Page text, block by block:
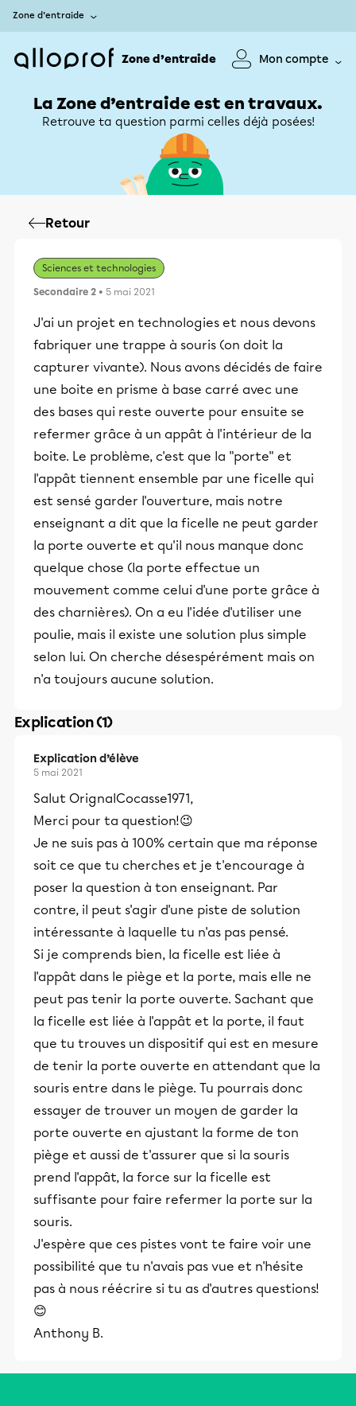
Zone d’entraide
Zone d’entraide Mon compte
La Zone d’entraide est en travaux.
Retrouve ta question parmi celles déjà posées!
Retour
Sciences et technologies
Secondaire 2 • 5 mai 2021
J'ai un projet en technologies et nous devons
fabriquer une trappe à souris (on doit la
capturer vivante). Nous avons décidés de faire
une boite en prisme à base carré avec une
des bases qui reste ouverte pour ensuite se
refermer grâce à un appât à l'intérieur de la
boite. Le problème, c'est que la "porte" et
l'appât tiennent ensemble par une ficelle qui
est sensé garder l'ouverture, mais notre
enseignant a dit que la ficelle ne peut garder
la porte ouverte et qu'il nous manque donc
quelque chose (la porte effectue un
mouvement comme celui d'une porte grâce à
des charnières). On a eu l'idée d'utiliser une
poulie, mais il existe une solution plus simple
selon lui. On cherche désespérément mais on
n'a toujours aucune solution.
Explication (1)
Explication d’élève
5 mai 2021
Salut OrignalCocasse1971,
Merci pour ta question!😉
Je ne suis pas à 100% certain que ma réponse
soit ce que tu cherches et je t'encourage à
poser la question à ton enseignant. Par
contre, il peut s'agir d'une piste de solution
intéressante à laquelle tu n'as pas pensé.
Si je comprends bien, la ficelle est liée à
l'appât dans le piège et la porte, mais elle ne
peut pas tenir la porte ouverte. Sachant que
la ficelle est liée à l'appât et la porte, il faut
que tu trouves un dispositif qui est en mesure
de tenir la porte ouverte en attendant que la
souris entre dans le piège. Tu pourrais donc
essayer de trouver un moyen de garder la
porte ouverte en ajustant la forme de ton
piège et aussi de t'assurer que si la souris
prend l'appât, la force sur la ficelle est
suffisante pour faire refermer la porte sur la
souris.
J'espère que ces pistes vont te faire voir une
possibilité que tu n'avais pas vue et n'hésite
pas à nous réécrire si tu as d'autres questions!
😊
Anthony B.